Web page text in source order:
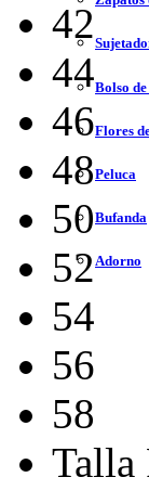
Bolso
Flores
Peluca
Bufanda
Adorno
42
44
46
48
50
52
54
56
58
Talla